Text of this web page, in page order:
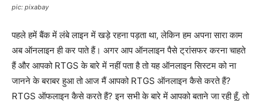
pic: pixabay
पहले हमें बैंक में लंबे लाइन में खड़े रहना पड़ता था, लेकिन हम अपना सारा काम
अब ऑनलाइन ही कर पाते हैं। अगर आप ऑनलाइन पैसे ट्रांसफर करना चाहते
हैं और आपको RTGS के बारे में नहीं पता है तो यह ऑनलाइन सिस्टम को ना
जानने के बराबर हुआ तो आज मैं आपको RTGS ऑनलाइन कैसे करते हैं?
RTGS ऑफलाइन कैसे करते हैं? इन सभी के बारे में आपको बताने जा रही हूँ, तो